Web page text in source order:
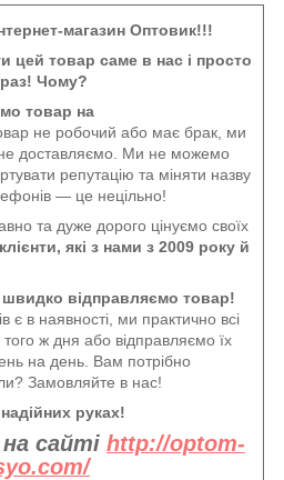
магазин Оптовик!!!
цей товар саме в нас і просто
Чому?
товар на
не робочий або має брак, ми
доставляємо. Ми не можемо
репутацію та міняти назву
— це нецільно!
та дуже дорого цінуємо своїх
які з нами з 2009 року й
швидко відправляємо товар!
є в наявності, ми практично всі
ж дня або відправляємо їх
на день. Вам потрібно
Замовляйте в нас!
руках!
сайті http://optom-